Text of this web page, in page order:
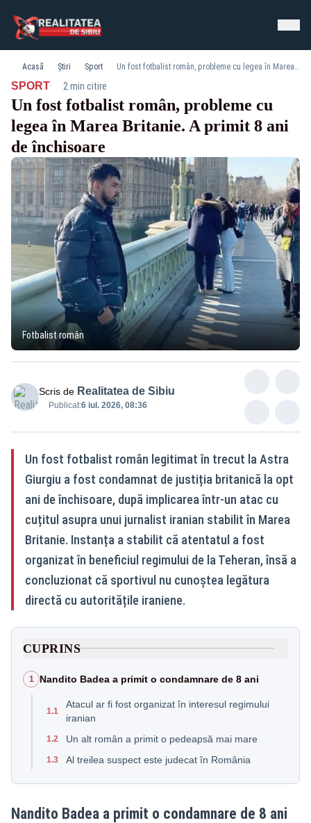
Acasă Știri Sport Un fost fotbalist român, probleme cu legea în Marea Britanie. A primit 8 ani de închisoare
SPORT· 2 min citire
Un fost fotbalist român, probleme cu
legea în Marea Britanie. A primit 8 ani
de închisoare
Fotbalist român
Scris de Realitatea de Sibiu
Publicat:6 iul. 2026, 08:36
Un fost fotbalist român legitimat în trecut la Astra
Giurgiu a fost condamnat de justiția britanică la opt
ani de închisoare, după implicarea într-un atac cu
cuțitul asupra unui jurnalist iranian stabilit în Marea
Britanie. Instanța a stabilit că atentatul a fost
organizat în beneficiul regimului de la Teheran, însă a
concluzionat că sportivul nu cunoștea legătura
directă cu autoritățile iraniene.
CUPRINS
1 Nandito Badea a primit o condamnare de 8 ani
1.1
Atacul ar fi fost organizat în interesul regimului
iranian
1.2 Un alt român a primit o pedeapsă mai mare
1.3 Al treilea suspect este judecat în România
Nandito Badea a primit o condamnare de 8 ani